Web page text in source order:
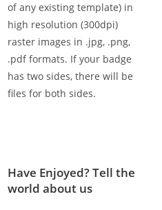
of any existing template) in
high resolution (300dpi)
raster images in .jpg, .png,
.pdf formats. If your badge
has two sides, there will be
files for both sides.
Have Enjoyed? Tell the
world about us